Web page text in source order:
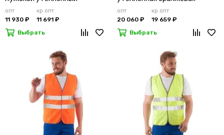
оранжевый с п/к
опт
11 930 ₽
кр.опт
11 691 ₽
Выбрать
опт
20 060 ₽
кр.опт
19 659 ₽
Выбрать